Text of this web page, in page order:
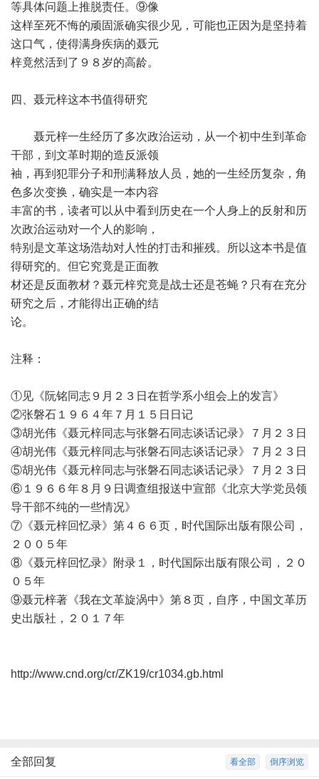
等具体问题上推脱责任。⑨像
这样至死不悔的顽固派确实很少见，可能也正因为是坚持着
这口气，使得满身疾病的聂元
梓竟然活到了９８岁的高龄。
四、聂元梓这本书值得研究
聂元梓一生经历了多次政治运动，从一个初中生到革命
干部，到文革时期的造反派领
袖，再到犯罪分子和刑满释放人员，她的一生经历复杂，角
色多次变换，确实是一本内容
丰富的书，读者可以从中看到历史在一个人身上的反射和历
次政治运动对一个人的影响，
特别是文革这场浩劫对人性的打击和摧残。所以这本书是值
得研究的。但它究竟是正面教
材还是反面教材？聂元梓究竟是战士还是苍蝇？只有在充分
研究之后，才能得出正确的结
论。
注释：
①见《阮铭同志９月２３日在哲学系小组会上的发言》
②张磐石１９６４年７月１５日日记
③胡光伟《聂元梓同志与张磐石同志谈话记录》７月２３日
④胡光伟《聂元梓同志与张磐石同志谈话记录》７月２３日
⑤胡光伟《聂元梓同志与张磐石同志谈话记录》７月２３日
⑥１９６６年８月９日调查组报送中宣部《北京大学党员领
导干部不纯的一些情况》
⑦《聂元梓回忆录》第４６６页，时代国际出版有限公司，
２００５年
⑧《聂元梓回忆录》附录１，时代国际出版有限公司，２０
０５年
⑨聂元梓著《我在文革旋涡中》第８页，自序，中国文革历
史出版社，２０１７年
http://www.cnd.org/cr/ZK19/cr1034.gb.html
倒序浏览
看全部
全部回复